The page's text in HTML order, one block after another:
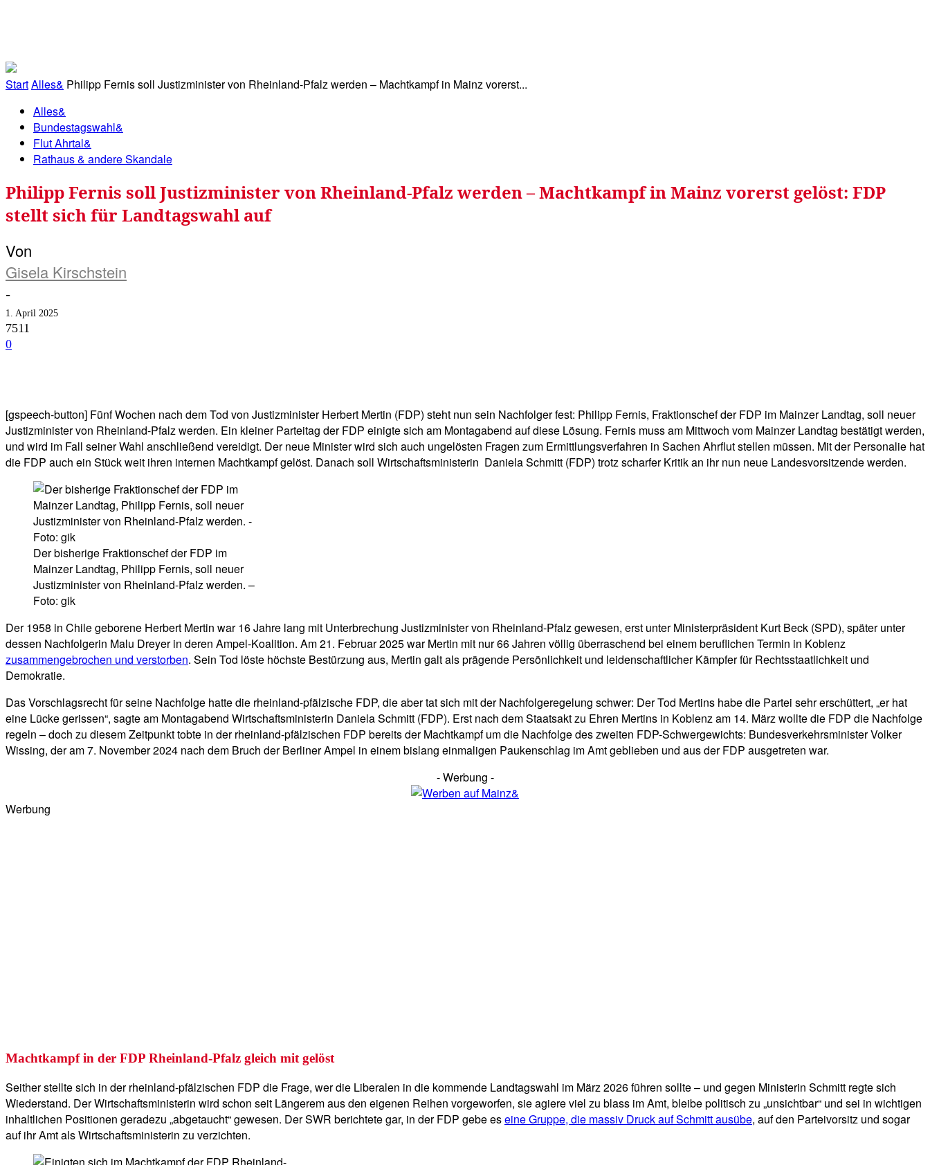
StartAlles& Philipp Fernis soll Justizminister von Rheinland-Pfalz werden – Machtkampf in Mainz vorerst...
Alles&
Bundestagswahl&
Flut Ahrtal&
Rathaus & andere Skandale
Philipp Fernis soll Justizminister von Rheinland-Pfalz werden – Machtkampf in Mainz vorerst gelöst: FDP
stellt sich für Landtagswahl auf
Von
Gisela Kirschstein
-
1. April 2025
7511
0
[gspeech-button] Fünf Wochen nach dem Tod von Justizminister Herbert Mertin (FDP) steht nun sein Nachfolger fest: Philipp Fernis, Fraktionschef der FDP im Mainzer Landtag, soll neuer
Justizminister von Rheinland-Pfalz werden. Ein kleiner Parteitag der FDP einigte sich am Montagabend auf diese Lösung. Fernis muss am Mittwoch vom Mainzer Landtag bestätigt werden,
und wird im Fall seiner Wahl anschließend vereidigt. Der neue Minister wird sich auch ungelösten Fragen zum Ermittlungsverfahren in Sachen Ahrflut stellen müssen. Mit der Personalie hat
die FDP auch ein Stück weit ihren internen Machtkampf gelöst. Danach soll Wirtschaftsministerin Daniela Schmitt (FDP) trotz scharfer Kritik an ihr nun neue Landesvorsitzende werden.
Der bisherige Fraktionschef der FDP im
Mainzer Landtag, Philipp Fernis, soll neuer
Justizminister von Rheinland-Pfalz werden. –
Foto: gik
Der 1958 in Chile geborene Herbert Mertin war 16 Jahre lang mit Unterbrechung Justizminister von Rheinland-Pfalz gewesen, erst unter Ministerpräsident Kurt Beck (SPD), später unter
dessen Nachfolgerin Malu Dreyer in deren Ampel-Koalition. Am 21. Februar 2025 war Mertin mit nur 66 Jahren völlig überraschend bei einem beruflichen Termin in Koblenz
zusammengebrochen und verstorben. Sein Tod löste höchste Bestürzung aus, Mertin galt als prägende Persönlichkeit und leidenschaftlicher Kämpfer für Rechtsstaatlichkeit und
Demokratie.
Das Vorschlagsrecht für seine Nachfolge hatte die rheinland-pfälzische FDP, die aber tat sich mit der Nachfolgeregelung schwer: Der Tod Mertins habe die Partei sehr erschüttert, „er hat
eine Lücke gerissen“, sagte am Montagabend Wirtschaftsministerin Daniela Schmitt (FDP). Erst nach dem Staatsakt zu Ehren Mertins in Koblenz am 14. März wollte die FDP die Nachfolge
regeln – doch zu diesem Zeitpunkt tobte in der rheinland-pfälzischen FDP bereits der Machtkampf um die Nachfolge des zweiten FDP-Schwergewichts: Bundesverkehrsminister Volker
Wissing, der am 7. November 2024 nach dem Bruch der Berliner Ampel in einem bislang einmaligen Paukenschlag im Amt geblieben und aus der FDP ausgetreten war.
- Werbung -
Werbung
Machtkampf in der FDP Rheinland-Pfalz gleich mit gelöst
Seither stellte sich in der rheinland-pfälzischen FDP die Frage, wer die Liberalen in die kommende Landtagswahl im März 2026 führen sollte – und gegen Ministerin Schmitt regte sich
Wiederstand. Der Wirtschaftsministerin wird schon seit Längerem aus den eigenen Reihen vorgeworfen, sie agiere viel zu blass im Amt, bleibe politisch zu „unsichtbar“ und sei in wichtigen
inhaltlichen Positionen geradezu „abgetaucht“ gewesen. Der SWR berichtete gar, in der FDP gebe eseine Gruppe, die massiv Druck auf Schmitt ausübe, auf den Parteivorsitz und sogar
auf ihr Amt als Wirtschaftsministerin zu verzichten.